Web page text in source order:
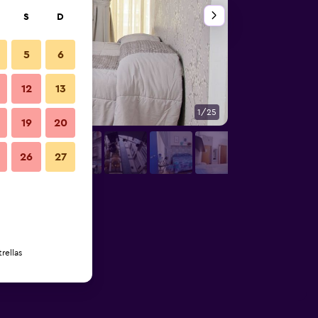
1/25
S D
5 6
12 13
19 20
26 27